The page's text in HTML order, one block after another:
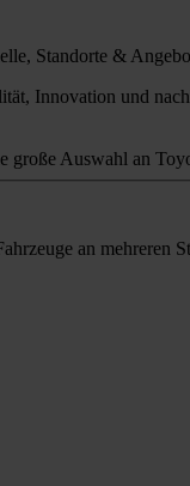
Standorte &
Innovation und
Auswahl an
an mehreren